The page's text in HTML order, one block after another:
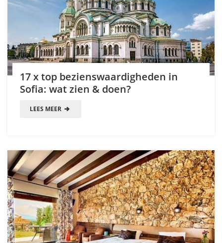
17 x top bezienswaardigheden in
Sofia: wat zien & doen?
LEES MEER